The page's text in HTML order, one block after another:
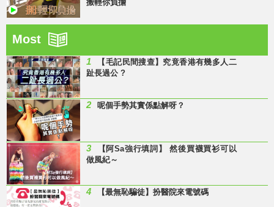
搬輕你負擔
Most
1
【毛記民間搜查】究竟香港有幾多人二
趾長過公 ?
2 呢個手勢其實係點解呀？
3
【阿Sa強行填詞】 然後買襪買衫可以
做風紀～
4 【最無恥騙徒】扮醫院來電號碼